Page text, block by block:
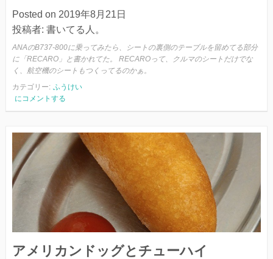
Posted on 2019年8月21日
投稿者: 書いてる人。
ANAのB737-800に乗ってみたら、シートの裏側のテーブルを留めてる部分
に「RECARO」と書かれてた。 RECAROって、クルマのシートだけでな
く、航空機のシートもつくってるのかぁ。
カテゴリー: ふうけい
B737-
800
RECARO
ー
ト
にコメントする
アメリカンドッグとチューハイ